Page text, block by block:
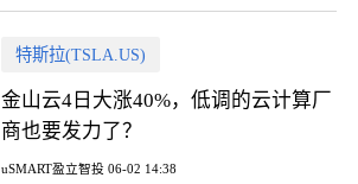
特斯拉(TSLA.US)
金山云4日大涨40%，低调的云计算厂
商也要发力了？
uSMART盈立智投 06-02 14:38